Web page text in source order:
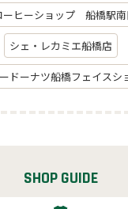
ーヒーショップ 船橋駅
シェ・レカミエ船橋店
ドーナツ船橋フェイスシ
SHOP GUIDE